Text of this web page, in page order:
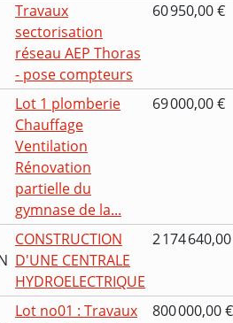
Travaux
sectorisation
réseau AEP Thoras
- pose compteurs
60 950,00 €
Lot 1 plomberie
Chauffage
Ventilation
Rénovation
partielle du
gymnase de la...
69 000,00 €
CONSTRUCTION
D'UNE CENTRALE
HYDROELECTRIQUE
2 174
Lot no01 : Travaux
800 000,00 €